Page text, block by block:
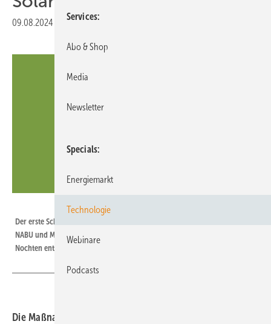
09.08.2024 Druckvorschau
Der erste Schritt ist die Bestandsaufnahme. Hier haben Mitglieder:innen des
NABU und Mitarbeiter:innen von Naturstrom Bodenproben im Solarpark
Nochten entnommen.
Die Maßnahmen sollen zeigen, wie sich Naturschutz
Services
Abo & Shop
Media
Newsletter
Specials
Energiemarkt
Technologie
Webinare
Podcasts